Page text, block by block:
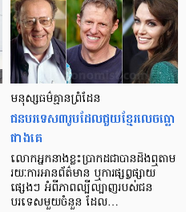
មនុស្ស​ធម៌​គ្មាន​ព្រំដែន
ជន​បរទេស​៣​រូប​ដែល​ជួយ​ខ្មែរ​លេច​ធ្លោ​
ជាង​គេ
លោកអ្នក​នាង​ខ្លះ​ប្រាកដ​ជា​បាន​​ដឹង​ឮ​តាម​
រយៈ​ការ​អាន​ព័ត៌មាន ឬ​ការ​ផ្សព្វផ្សាយ​
ផ្សេងៗ អំពី​ភាព​ល្បីល្បាញ​របស់​ជន​
បរទេស​មួយ​ចំនួន ដែល…